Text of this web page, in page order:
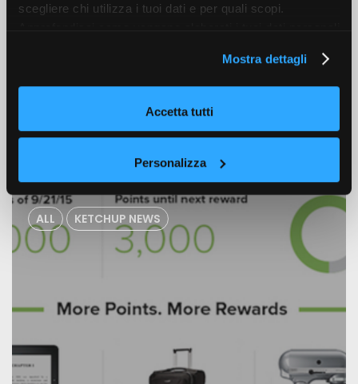
scegliere chi utilizza i tuoi dati e per quali scopi.
modificare o revocare il tuo consenso in qualsiasi
momento dalla Dichiarazione sui cookie. Utilizziamo i
cookie tecnici e, previo consenso, anche cookie di
terze parti, per personalizzare contenuti ed annunci, per
fornire funzionalità dei social media e per analizzare il
nostro traffico, come meglio indicato nellaCookie Policy
. Chiudendo questo banner tramite l’apposito comando
“X” continuerai la navigazione del sito in assenza di
cookie o altri strumenti di tracciamento diversi da quelli
tecnici.
Mostra dettagli
Accetta tutti
Personalizza
NEXT
Altri articoli
ALL KETCHUP NEWS